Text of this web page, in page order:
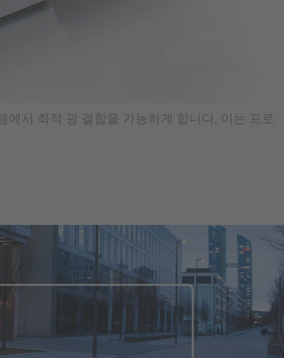
서 최적 광 결합을 가능하게 합니다. 이는 프로